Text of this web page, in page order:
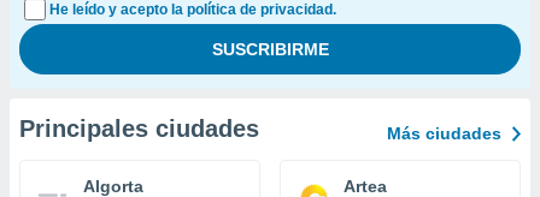
He leído y acepto la política de privacidad.
Principales ciudades Más ciudades
Algorta Artea